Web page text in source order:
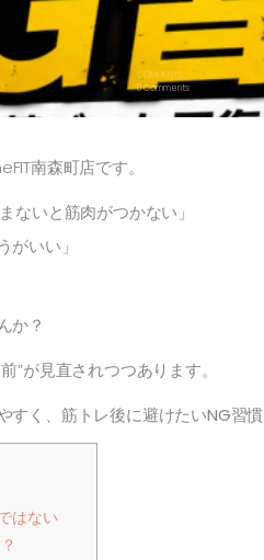
COMMENTS:
0 Comments
南森町店です。
ないと筋肉がつかない」
がいい」
か？
”が見直されつつあります。
く、 筋トレ後に避けたいNG習慣
はない